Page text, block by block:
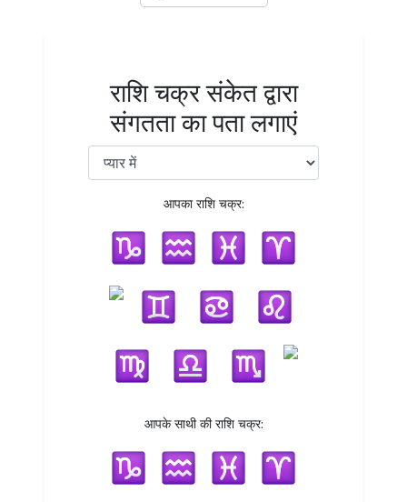
राशि चक्र संकेत द्वारा
संगतता का पता लगाएं
आपका राशि चक्र:
आपके साथी की राशि चक्र: